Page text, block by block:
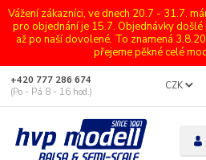
Vážení zákazníci, ve dnech 20.7 - 31.7.
pro objednání je 15.7. Objednávky
až po naší dovolené. To znamená
přejeme pěkné celé
CZK
+420 777 286 674
(Po - Pá 8 - 16 hod.)